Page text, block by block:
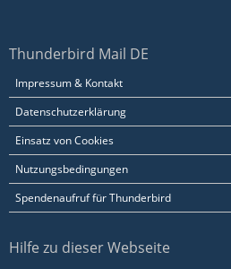
Thunderbird Mail DE
Impressum & Kontakt
Datenschutzerklärung
Einsatz von Cookies
Nutzungsbedingungen
Spendenaufruf für Thunderbird
Hilfe zu dieser Webseite